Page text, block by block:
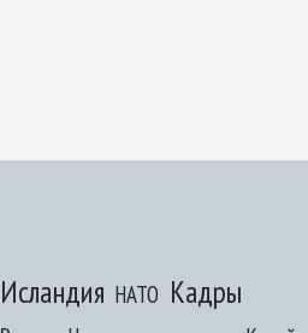
Исландия НАТО Кадры